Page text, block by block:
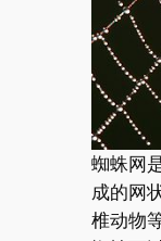
蜘蛛网
成的网
椎动物